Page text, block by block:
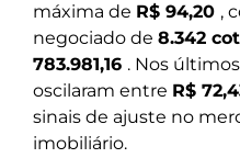
máxima de R$ 94,20 ,
negociado de 8.342
783.981,16 . Nos
oscilaram entre R$
sinais de ajuste no
imobiliário.